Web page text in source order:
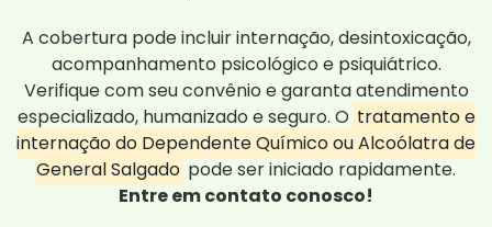
A cobertura pode incluir internação, desintoxicação,
acompanhamento psicológico e psiquiátrico.
Verifique com seu convênio e garanta atendimento
especializado, humanizado e seguro. O tratamento e
internação do Dependente Químico ou Alcoólatra de
General Salgado pode ser iniciado rapidamente.
Entre em contato conosco!